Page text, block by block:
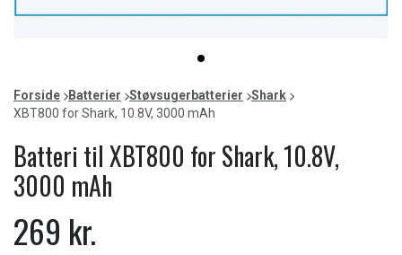
item
0
of
1
Forside Batterier Støvsugerbatterier
Shark
XBT800 for Shark, 10.8V, 3000 mAh
Batteri til XBT800 for Shark, 10.8V,
3000 mAh
269 kr.